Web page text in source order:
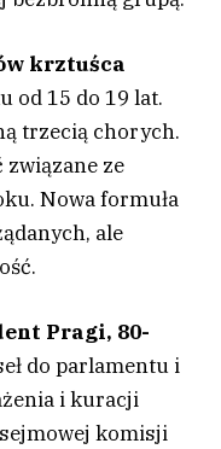
krztuśca
od 15 do 19 lat.
trzecią chorych.
związane ze
Nowa formuła
ale
Pragi, 80-
do parlamentu i
i kuracji
komisji